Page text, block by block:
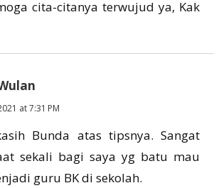
cita-citanya terwujud ya, Kak
at 7:31 PM
Bunda atas tipsnya. Sangat
sekali bagi saya yg batu mau
guru BK di sekolah.